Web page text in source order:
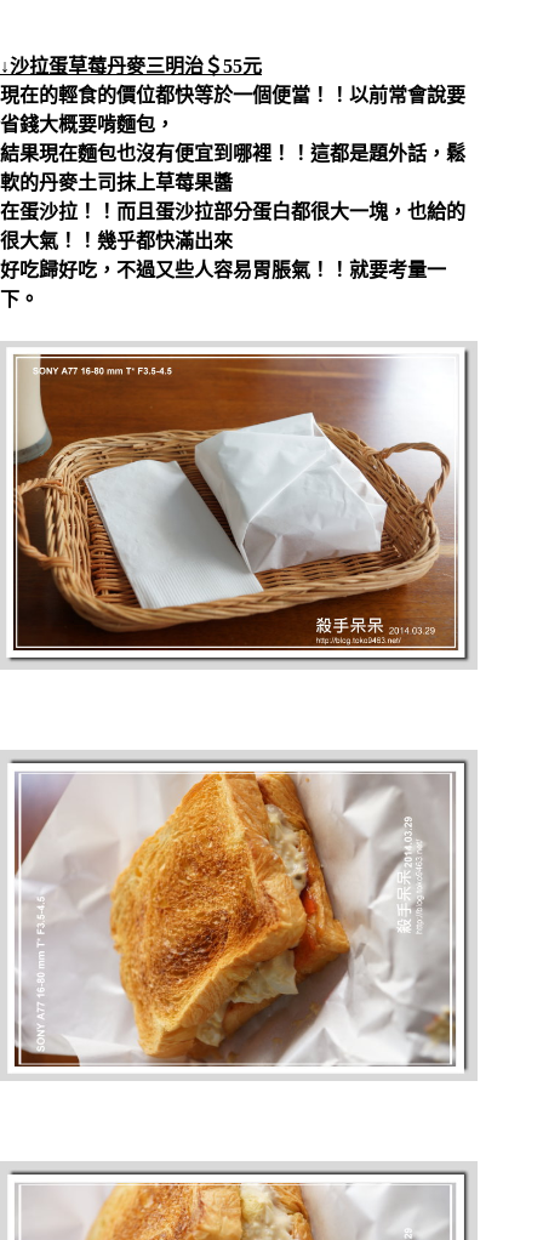
↓沙拉蛋草莓丹麥三明治＄55元
現在的輕食的價位都快等於一個便當！！以前常會說要
省錢大概要啃麵包，
結果現在麵包也沒有便宜到哪裡！！這都是題外話，鬆
軟的丹麥土司抹上草莓果醬
在蛋沙拉！！而且蛋沙拉部分蛋白都很大一塊，也給的
很大氣！！幾乎都快滿出來
好吃歸好吃，不過又些人容易胃脹氣！！就要考量一
下。